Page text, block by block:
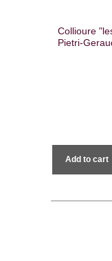
Collioure
Pietri-
Add to cart